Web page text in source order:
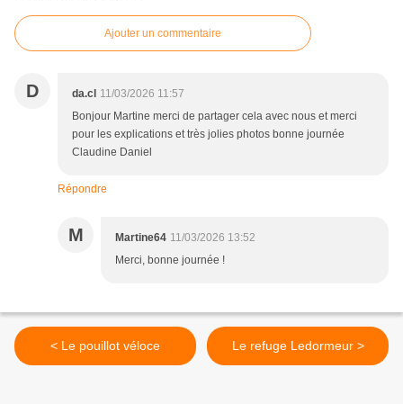
Ajouter un commentaire
D da.cl 11/03/2026 11:57
Bonjour Martine merci de partager cela avec nous et merci
pour les explications et très jolies photos bonne journée
Claudine Daniel
Répondre
M Martine64 11/03/2026 13:52
Merci, bonne journée !
< Le pouillot véloce Le refuge Ledormeur >